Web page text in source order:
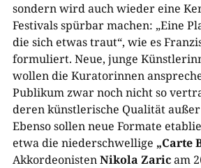
sondern wird auch wieder eine
Festivals spürbar machen: „Eine
die sich etwas traut“, wie es
formuliert. Neue, junge
wollen die Kuratorinnen
Publikum zwar noch nicht so
deren künstlerische Qualität
Ebenso sollen neue Formate
etwa die niederschwellige „Carte
AkkordeonistenNikola Zaricam